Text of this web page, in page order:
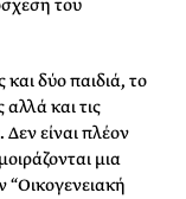
του
δύο παιδιά, το
και τις
είναι πλέον
μια